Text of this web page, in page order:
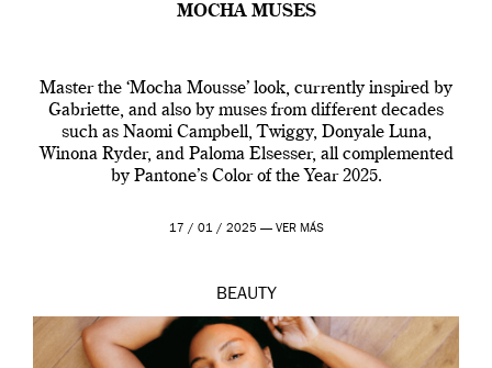
MOCHA MUSES
Master the ‘Mocha Mousse’ look, currently inspired by
Gabriette, and also by muses from different decades
such as Naomi Campbell, Twiggy, Donyale Luna,
Winona Ryder, and Paloma Elsesser, all complemented
by Pantone’s Color of the Year 2025.
17 / 01 / 2025 — VER MÁS
BEAUTY